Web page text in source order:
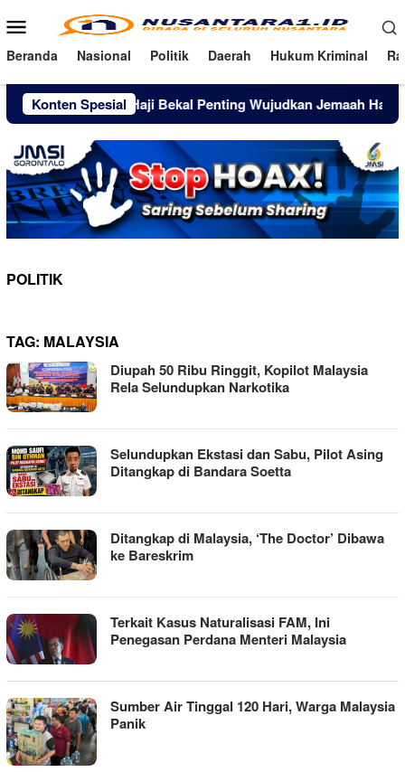
ke
konten
Menu
Mobile
Beranda Nasional Politik Daerah Hukum Kriminal
Konten Spesial
Manasik Haji Bekal Penting Wujudkan Jemaah Haji Mandiri
POLITIK
TAG: MALAYSIA
Diupah 50 Ribu Ringgit, Kopilot Malaysia
Rela Selundupkan Narkotika
Selundupkan Ekstasi dan Sabu, Pilot Asing
Ditangkap di Bandara Soetta
Ditangkap di Malaysia, ‘The Doctor’ Dibawa
ke Bareskrim
Terkait Kasus Naturalisasi FAM, Ini
Penegasan Perdana Menteri Malaysia
Sumber Air Tinggal 120 Hari, Warga Malaysia
Panik